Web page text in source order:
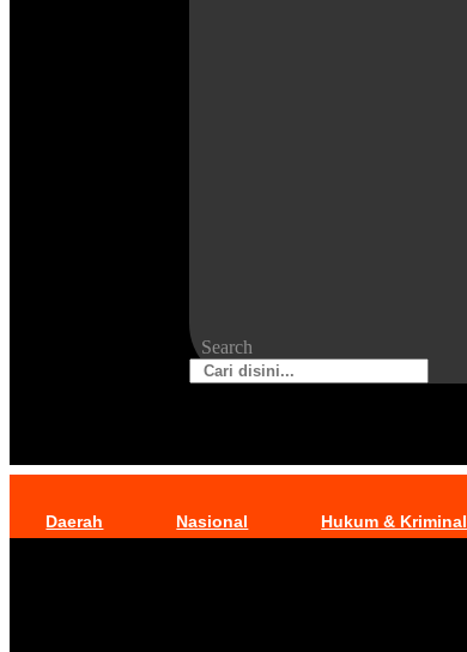
Search
Daerah Nasional Hukum & Kriminal